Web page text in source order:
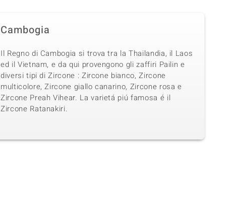
Cambogia
Il Regno di Cambogia si trova tra la Thailandia, il Laos
ed il Vietnam, e da qui provengono gli zaffiri Pailin e
diversi tipi di Zircone : Zircone bianco, Zircone
multicolore, Zircone giallo canarino, Zircone rosa e
Zircone Preah Vihear. La varietá piú famosa é il
Zircone Ratanakiri.